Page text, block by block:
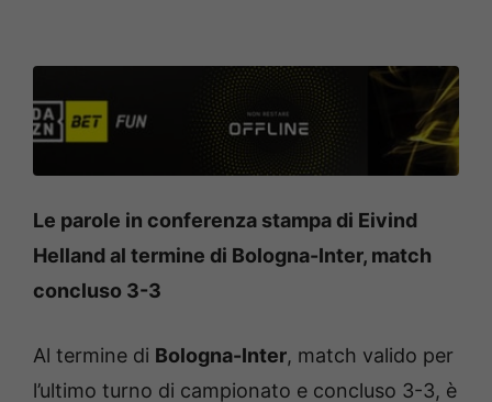
Le parole in conferenza stampa di Eivind
Helland al termine di Bologna-Inter, match
concluso 3-3
Al termine di Bologna-Inter, match valido per
l’ultimo turno di campionato e concluso 3-3, è